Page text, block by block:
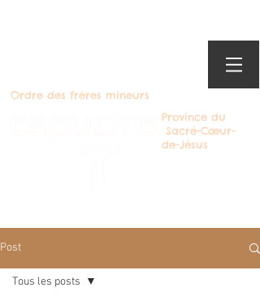
Ordre des frères mineurs
Province du
Sacré-Cœur-
de-Jésus
Post
Tous les posts